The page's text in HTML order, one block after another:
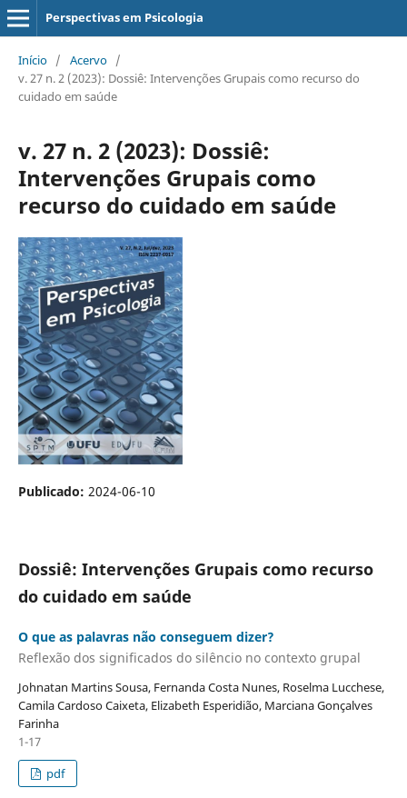
Perspectivas em Psicologia
Início / Acervo /
v. 27 n. 2 (2023): Dossiê: Intervenções Grupais como recurso do
cuidado em saúde
v. 27 n. 2 (2023): Dossiê:
Intervenções Grupais como
recurso do cuidado em saúde
Publicado: 2024-06-10
Dossiê: Intervenções Grupais como recurso
do cuidado em saúde
O que as palavras não conseguem dizer?
Reflexão dos significados do silêncio no contexto grupal
Johnatan Martins Sousa, Fernanda Costa Nunes, Roselma Lucchese,
Camila Cardoso Caixeta, Elizabeth Esperidião, Marciana Gonçalves
Farinha
1-17
pdf